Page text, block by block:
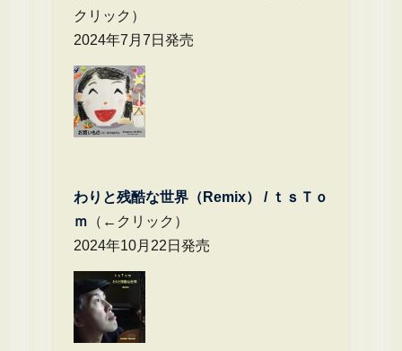
クリック）
2024年7月7日発売
わりと残酷な世界（Remix） / ｔｓＴｏ
ｍ （←クリック）
2024年10月22日発売